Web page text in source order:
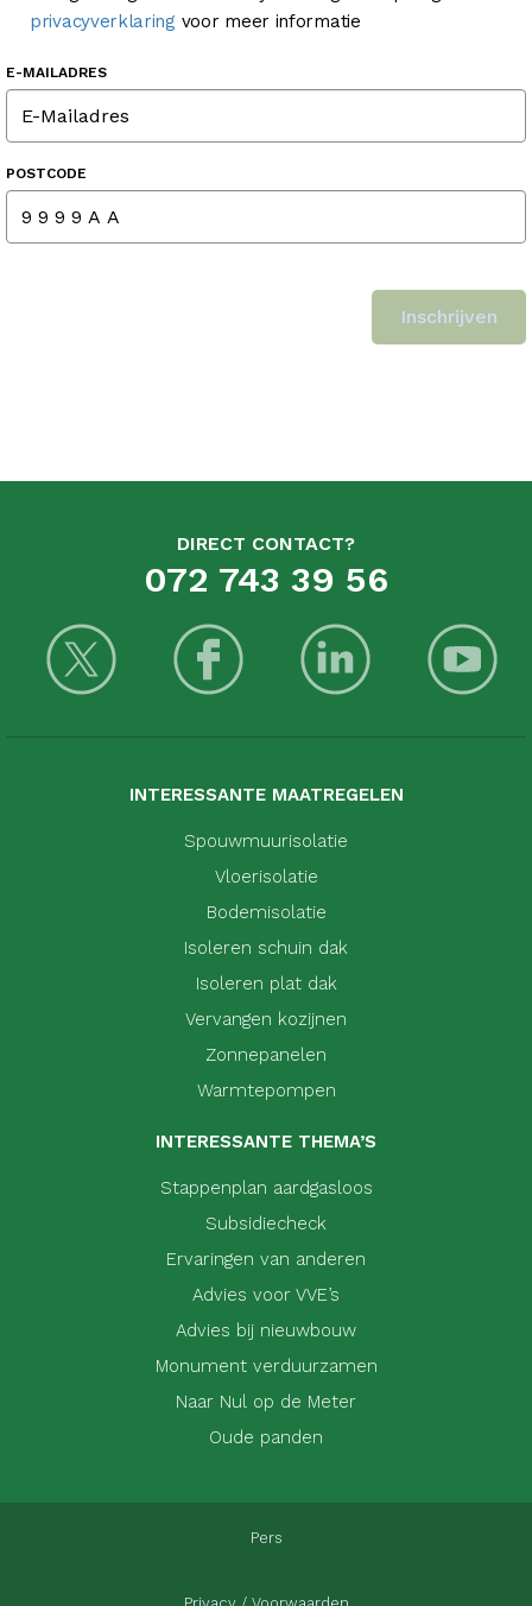
privacyverklaringvoor meer informatie
E-MAILADRES
POSTCODE
Inschrijven
DIRECT CONTACT?
072 743 39 56
INTERESSANTE MAATREGELEN
Spouwmuurisolatie
Vloerisolatie
Bodemisolatie
Isoleren schuin dak
Isoleren plat dak
Vervangen kozijnen
Zonnepanelen
Warmtepompen
INTERESSANTE THEMA’S
Stappenplan aardgasloos
Subsidiecheck
Ervaringen van anderen
Advies voor VVE’s
Advies bij nieuwbouw
Monument verduurzamen
Naar Nul op de Meter
Oude panden
Pers
Privacy / Voorwaarden